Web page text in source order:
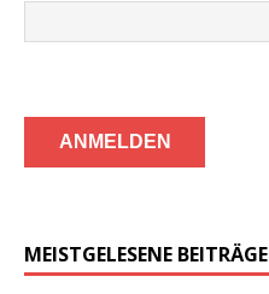
MEISTGELESENE BEITRÄGE